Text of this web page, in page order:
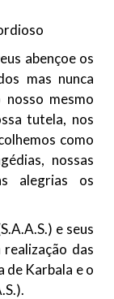
Hussein
Diante da
Imam dos
Ibn Abi Táleb
o ex-
da
Islâmico no
abençoe os
mas nunca
mesmo
tutela, nos
como
nossas
alegrias os
e seus
das
de Karbala e o